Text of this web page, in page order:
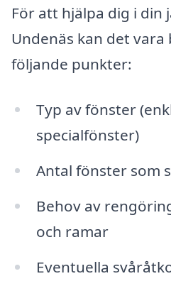
För att hjälpa dig i din
Undenäs kan det
följande punkter:
Typ av fönster
specialfönster)
Antal fönster som
Behov av
och ramar
Eventuella